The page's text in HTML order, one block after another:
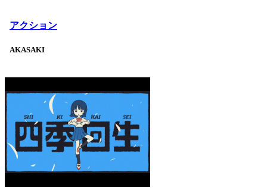
アクション
AKASAKI